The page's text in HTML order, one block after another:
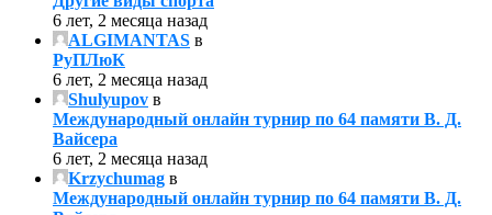
6 лет, 2 месяца назад
ALGIMANTAS в
РуПЛюК
6 лет, 2 месяца назад
Shulyupov в
Международный онлайн турнир по 64 памяти В. Д.
Вайсера
6 лет, 2 месяца назад
Krzychumag в
Международный онлайн турнир по 64 памяти В. Д.